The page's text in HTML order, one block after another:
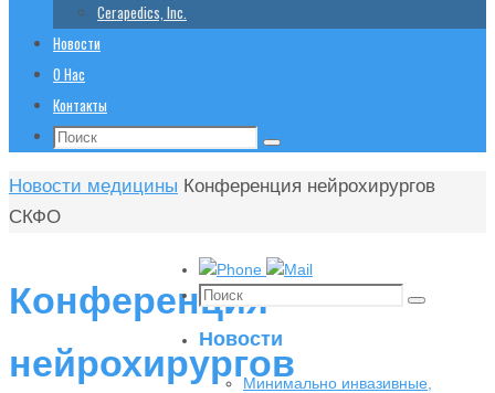
Cerapedics, Inc.
Новости
О Нас
Контакты
Поиск:
Поиск
Главная
Новости медицины Конференция нейрохирургов
СКФО
Конференция
нейрохирургов
Поиск:
Поиск
Новости
Минимально инвазивные,